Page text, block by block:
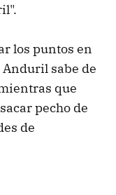
los puntos en
sabe de
que
pecho de
de